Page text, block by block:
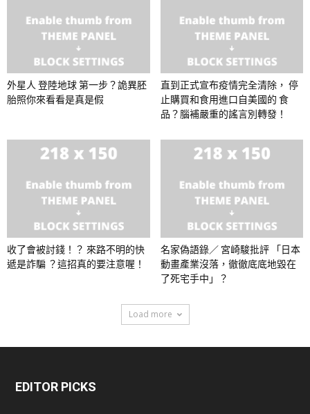
外星人 登陸地球 第一步？詭異胚
胎照你來看看是真是假
直到正式宣布疫情完全清除， 停
止購買和食用進口自美國的 食
品？腦補嚴重的謠言別轉發！
收了會被討錢！？ 來路不明的快
遞是詐騙 ？這招真的要注意喔！
名家偽語錄／ 宮崎駿批評 「日本
動畫產業沒落，徹徹底底地毀在
了死宅手中」？
Load more
EDITOR PICKS